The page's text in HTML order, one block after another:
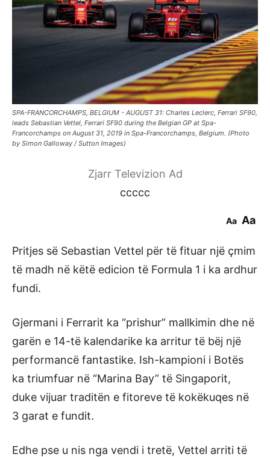
SPA-FRANCORCHAMPS, BELGIUM - AUGUST 31: Charles Leclerc, Ferrari SF90,
leads Sebastian Vettel, Ferrari SF90 during the Belgian GP at Spa-
Francorchamps on August 31, 2019 in Spa-Francorchamps, Belgium. (Photo
by Simon Galloway / Sutton Images)
Zjarr Televizion Ad
ccccc
Aa Aa
Pritjes së Sebastian Vettel për të fituar një çmim
të madh në këtë edicion të Formula 1 i ka ardhur
fundi.
Gjermani i Ferrarit ka “prishur” mallkimin dhe në
garën e 14-të kalendarike ka arritur të bëj një
performancë fantastike. Ish-kampioni i Botës
ka triumfuar në “Marina Bay” të Singaporit,
duke vijuar traditën e fitoreve të kokëkuqes në
3 garat e fundit.
Edhe pse u nis nga vendi i tretë, Vettel arriti të